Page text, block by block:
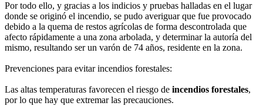
Por todo ello, y gracias a los indicios y pruebas halladas en el lugar
donde se originó el incendio, se pudo averiguar que fue provocado
debido a la quema de restos agrícolas de forma descontrolada que
afecto rápidamente a una zona arbolada, y determinar la autoría del
mismo, resultando ser un varón de 74 años, residente en la zona.
Prevenciones para evitar incendios forestales:
Las altas temperaturas favorecen el riesgo de incendios forestales,
por lo que hay que extremar las precauciones.